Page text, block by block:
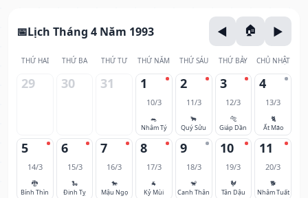
Lịch Tháng 4 Năm 1993
THỨ HAI THỨ BA THỨ TƯ THỨ NĂM THỨ SÁU THỨ BẢY CHỦ NHẬT
29 30 31 1
10/3
🐀
Nhâm Tý
2
11/3
🐂
Quý Sửu
3
12/3
🐅
Giáp Dần
4
13/3
🐈
Ất Mão
5
14/3
🐉
Bính Thìn
6
15/3
🐍
Đinh Tỵ
7
16/3
🐎
Mậu Ngọ
8
17/3
🐐
Kỷ Mùi
9
18/3
🐒
Canh Thân
10
19/3
🐓
Tân Dậu
11
20/3
🐕
Nhâm Tuất